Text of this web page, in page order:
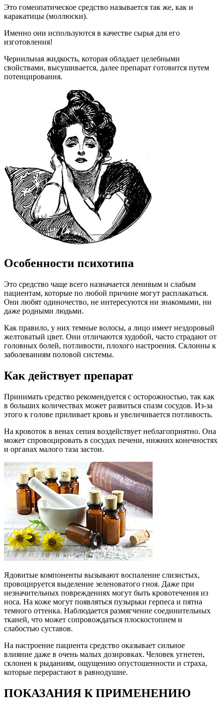
Это гомеопатическое средство называется так же, как и
каракатицы (моллюски).
Именно они используются в качестве сырья для его
изготовления!
Чернильная жидкость, которая обладает целебными
свойствами, высушивается, далее препарат готовится путем
потенцирования.
Особенности психотипа
Это средство чаще всего назначается ленивым и слабым
пациентам, которые по любой причине могут расплакаться.
Они любят одиночество, не интересуются ни знакомыми, ни
даже родными людьми.
Как правило, у них темные волосы, а лицо имеет нездоровый
желтоватый цвет. Они отличаются худобой, часто страдают от
головных болей, потливости, плохого настроения. Склонны к
заболеваниям половой системы.
Как действует препарат
Принимать средство рекомендуется с осторожностью, так как
в больших количествах может развиться спазм сосудов. Из-за
этого к голове приливает кровь и увеличивается потливость.
На кровоток в венах сепия воздействует неблагоприятно. Она
может спровоцировать в сосудах печени, нижних конечностях
и органах малого таза застои.
Ядовитые компоненты вызывают воспаление слизистых,
провоцируется выделение зеленоватого гноя. Даже при
незначительных повреждениях могут быть кровотечения из
носа. На коже могут появляться пузырьки герпеса и пятна
темного оттенка. Наблюдается размягчение соединительных
тканей, что может сопровождаться плоскостопием и
слабостью суставов.
На настроение пациента средство оказывает сильное
влияние даже в очень малых дозировках. Человек угнетен,
склонен к рыданиям, ощущению опустошенности и страха,
которые перерастают в равнодушие.
ПОКАЗАНИЯ К ПРИМЕНЕНИЮ